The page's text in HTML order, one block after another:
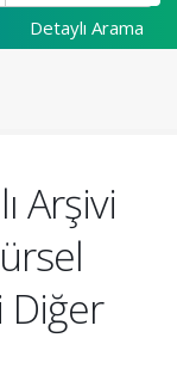
Detaylı Arama
Arşivi
Diğer